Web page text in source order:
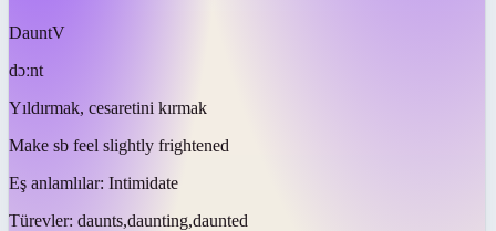
DauntV
dɔːnt
Yıldırmak, cesaretini kırmak
Make sb feel slightly frightened
Eş anlamlılar: Intimidate
Türevler: daunts,daunting,daunted